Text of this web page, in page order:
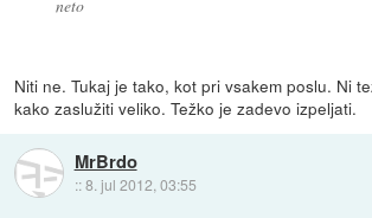
neto
Niti ne. Tukaj je tako, kot pri vsakem poslu. Ni
kako zaslužiti veliko. Težko je zadevo izpeljati.
MrBrdo
::8. jul 2012, 03:55